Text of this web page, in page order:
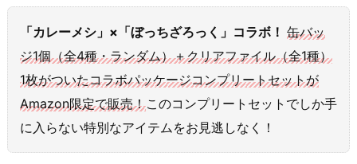
「カレーメシ」×「ぼっちざろっく」コラボ！ 缶バッ
ジ1個（全4種・ランダム）＋クリアファイル（全1種）
1枚がついたコラボパッケージコンプリートセットが
Amazon限定で販売！このコンプリートセットでしか手
に入らない特別なアイテムをお見逃しなく！